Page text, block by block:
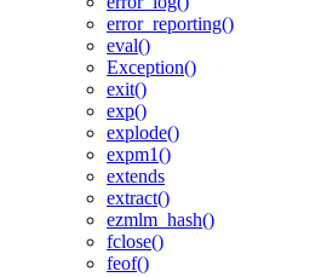
error_reporting()
eval()
Exception()
exit()
exp()
explode()
expm1()
extends
extract()
ezmlm_hash()
fclose()
feof()